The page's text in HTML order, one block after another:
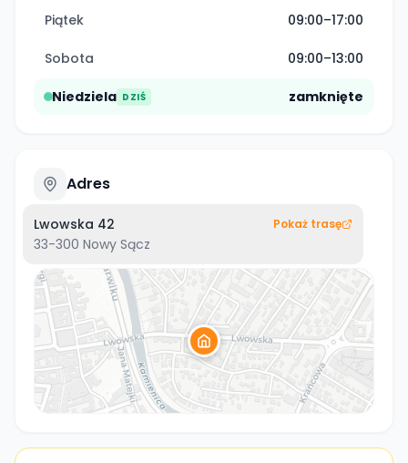
Piątek 09:00–17:00
Sobota 09:00–13:00
Niedziela DZIŚ zamknięte
Adres
Lwowska 42
33-300 Nowy Sącz
Pokaż trasę